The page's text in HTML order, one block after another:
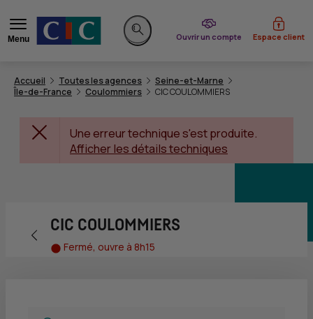
Menu
Rechercher sur le site
Ouvrir un compte
du CIC Espace client
Accueil Toutes les agences
Seine-et-Marne
Île-de-France
Coulommiers CIC COULOMMIERS
Une erreur technique s'est produite.
Afficher les détails techniques
Retour vers la page précédente
CIC COULOMMIERS
Fermé, ouvre à 8h15